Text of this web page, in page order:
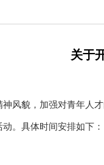
关于
风貌，加强对青年人
。具体时间安排如下：